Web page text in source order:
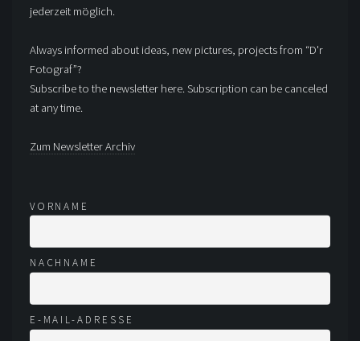
jederzeit möglich.
Always informed about ideas, new pictures, projects from “D'r
Fotograf”?
Subscribe to the newsletter here. Subscription can be canceled
at any time.
Zum Newsletter Archiv
VORNAME
NACHNAME
E-MAIL-ADRESSE